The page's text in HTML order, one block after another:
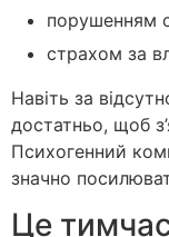
порушенням
страхом за
Навіть за
достатньо, щоб
Психогенний
значно
Це